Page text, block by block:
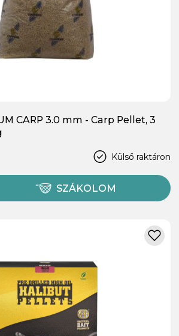
CARP 3.0 mm - Carp Pellet, 3
Külső raktáron
SZÁKOLOM